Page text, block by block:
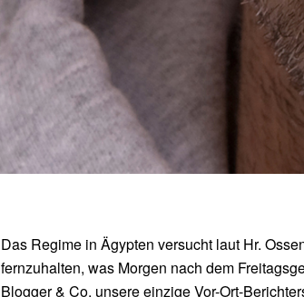
Das Regime in Ägypten versucht laut Hr.
fernzuhalten, was Morgen nach dem
Blogger & Co. unsere einzige Vor-Ort-